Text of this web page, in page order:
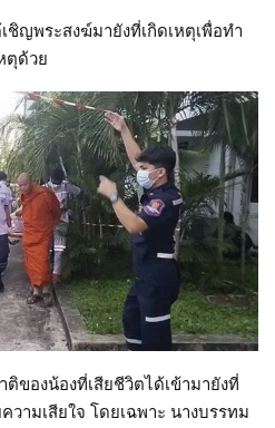
ชิญพระสงฆ์มายังที่เกิดเหตุเพื่อทำ
ตุด้วย
ของน้องที่เสียชีวิตได้เข้ามายังที่
วามเสียใจ โดยเฉพาะ นางบรรทม